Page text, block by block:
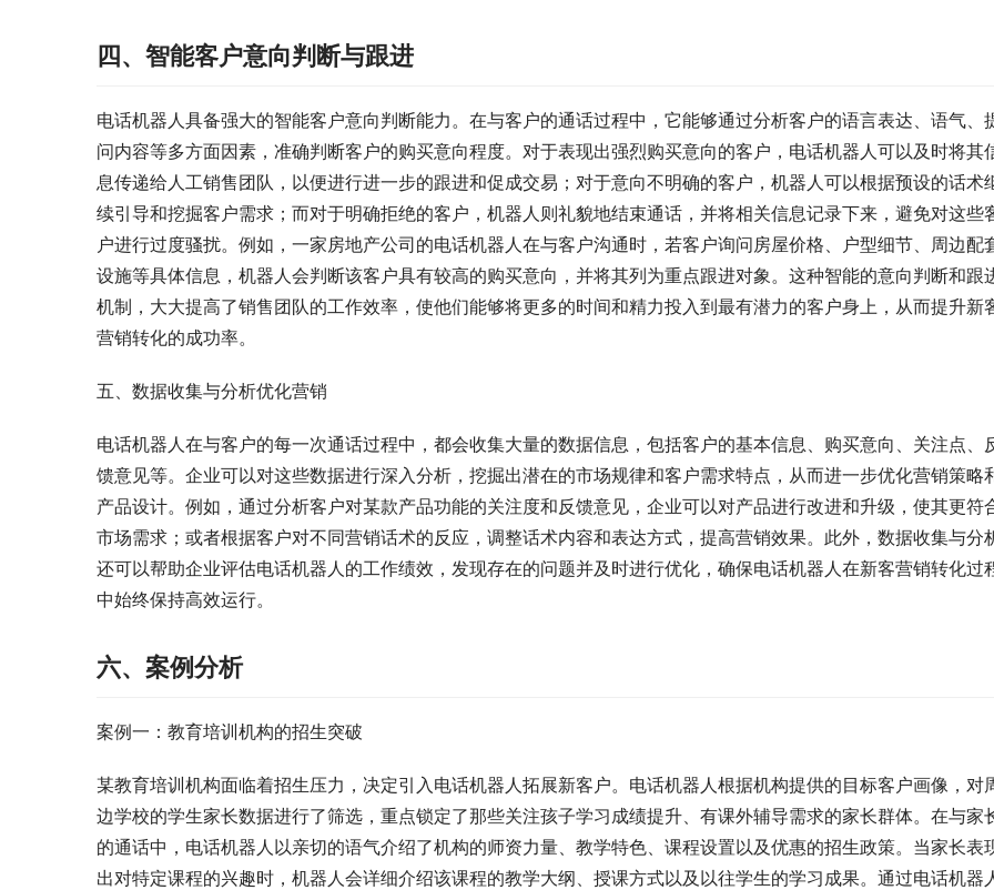
四、智能客户意向判断与跟进
电话机器人具备强大的智能客户意向判断能力。在与客户的通话过程中，它能够通过分析客户的语言表达、语气、
问内容等多方面因素，准确判断客户的购买意向程度。对于表现出强烈购买意向的客户，电话机器人可以及时将其
息传递给人工销售团队，以便进行进一步的跟进和促成交易；对于意向不明确的客户，机器人可以根据预设的话术
续引导和挖掘客户需求；而对于明确拒绝的客户，机器人则礼貌地结束通话，并将相关信息记录下来，避免对这些
户进行过度骚扰。例如，一家房地产公司的电话机器人在与客户沟通时，若客户询问房屋价格、户型细节、周边配
设施等具体信息，机器人会判断该客户具有较高的购买意向，并将其列为重点跟进对象。这种智能的意向判断和跟
机制，大大提高了销售团队的工作效率，使他们能够将更多的时间和精力投入到最有潜力的客户身上，从而提升新
营销转化的成功率。
五、数据收集与分析优化营销
电话机器人在与客户的每一次通话过程中，都会收集大量的数据信息，包括客户的基本信息、购买意向、关注点、
馈意见等。企业可以对这些数据进行深入分析，挖掘出潜在的市场规律和客户需求特点，从而进一步优化营销策略
产品设计。例如，通过分析客户对某款产品功能的关注度和反馈意见，企业可以对产品进行改进和升级，使其更符
市场需求；或者根据客户对不同营销话术的反应，调整话术内容和表达方式，提高营销效果。此外，数据收集与分
还可以帮助企业评估电话机器人的工作绩效，发现存在的问题并及时进行优化，确保电话机器人在新客营销转化过
中始终保持高效运行。
六、案例分析
案例一：教育培训机构的招生突破
某教育培训机构面临着招生压力，决定引入电话机器人拓展新客户。电话机器人根据机构提供的目标客户画像，对
边学校的学生家长数据进行了筛选，重点锁定了那些关注孩子学习成绩提升、有课外辅导需求的家长群体。在与家
的通话中，电话机器人以亲切的语气介绍了机构的师资力量、教学特色、课程设置以及优惠的招生政策。当家长表
出对特定课程的兴趣时，机器人会详细介绍该课程的教学大纲、授课方式以及以往学生的学习成果。通过电话机器